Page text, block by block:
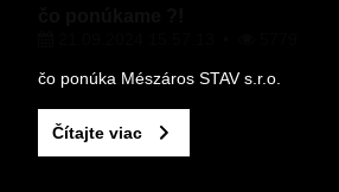
čo ponúka Mészáros STAV s.r.o.
Čítajte viac